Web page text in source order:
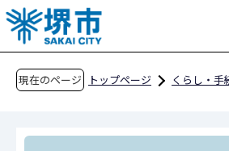
こ
の
ペ
現在のページ トップページ
くらし・手
飼い主のいない猫（野良猫